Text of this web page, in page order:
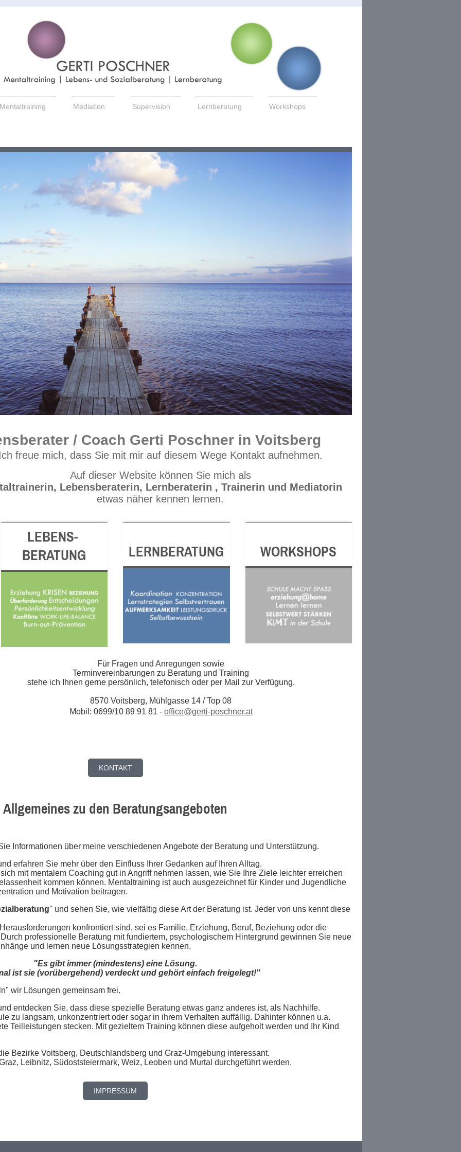
Mentaltraining Mediation Supervision Lernberatung Workshops
/ Coach Gerti Poschner in Voitsberg
freue mich, dass Sie mit mir auf diesem Wege Kontakt aufnehmen.
Auf dieser Website können Sie mich als
Lebensberaterin, Lernberaterin , Trainerin und Mediatorin
etwas näher kennen lernen.
LEBENS-
BERATUNG
LERNBERATUNG WORKSHOPS
Für Fragen und Anregungen sowie
Terminvereinbarungen zu Beratung und Training
stehe ich Ihnen gerne persönlich, telefonisch oder per Mail zur Verfügung.
8570 Voitsberg, Mühlgasse 14 / Top 08
Mobil: 0699/10 89 91 81 - office@gerti-poschner.at
KONTAKT
Allgemeines zu den Beratungsangeboten
Informationen über meine verschiedenen Angebote der Beratung und Unterstützung.
erfahren Sie mehr über den Einfluss Ihrer Gedanken auf Ihren Alltag.
mit mentalem Coaching gut in Angriff nehmen lassen, wie Sie Ihre Ziele leichter erreichen
kommen können. Mentaltraining ist auch ausgezeichnet für Kinder und Jugendliche
und Motivation beitragen.
" und sehen Sie, wie vielfältig diese Art der Beratung ist. Jeder von uns kennt diese
konfrontiert sind, sei es Familie, Erziehung, Beruf, Beziehung oder die
professionelle Beratung mit fundiertem, psychologischem Hintergrund gewinnen Sie neue
und lernen neue Lösungsstrategien kennen.
"Es gibt immer (mindestens) eine Lösung.
ist sie (vorübergehend) verdeckt und gehört einfach freigelegt!"
wir Lösungen gemeinsam frei.
entdecken Sie, dass diese spezielle Beratung etwas ganz anderes ist, als Nachhilfe.
zu langsam, unkonzentriert oder sogar in ihrem Verhalten auffällig. Dahinter können u.a.
Teilleistungen stecken. Mit gezieltem Training können diese aufgeholt werden und Ihr Kind
Bezirke Voitsberg, Deutschlandsberg und Graz-Umgebung interessant.
Leibnitz, Südoststeiermark, Weiz, Leoben und Murtal durchgeführt werden.
IMPRESSUM